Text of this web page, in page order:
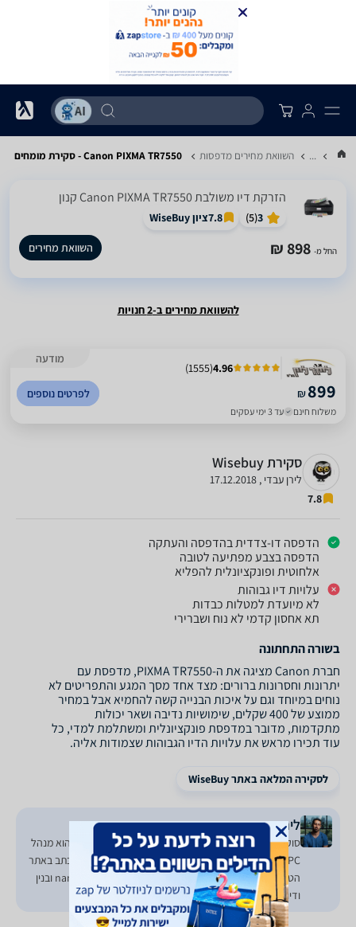
... השוואת מחירים מדפסות Canon PIXMA TR7550 - סקירת מומחים
‏הזרקת דיו ‏משולבת Canon PIXMA TR7550 קנון
3
(
5
)
7.8ציון WiseBuy
החל מ- 898 ₪ השוואת מחירים
להשוואת מחירים ב-2 חנויות
מודעה
4.96
(
1555
)
₪899
משלוח חינם עד 3 ימי עסקים
לפרטים נוספים
7.8
סקירת Wisebuy
לירן עבדי , 17.12.2018
הדפסה דו-צדדית בהדפסה והעתקה
הדפסה בצבע מפתיעה לטובה
אלחוטית ופונקציונלית להפליא
עלויות דיו גבוהות
לא מיועדת למטלות כבדות
תא אחסון קדמי לא נוח ושברירי
בשורה התחתונה
חברת Canon מציגה את ה-PIXMA TR7550, מדפסת עם
יתרונות וחסרונות ברורים: מצד אחד מסך המגע והתפריטים לא
נוחים במיוחד וגם על איכות הבנייה קשה להחמיא אבל במחיר
ממוצע של 400 שקלים, שימושיות נדיבה ושאר יכולות
מתקדמות, מדובר במדפסת פונקציונלית ומשתלמת למדי, כל
עוד תכירו מראש את עלויות הדיו הגבוהות שצמודות אליה.
לסקירה המלאה באתר WiseBuy
לירן עבדי - סוקר מקצועי
סוקר מוצרים ועורך השוואות ב-WiseBuy מ-2015. ביומיום הוא מנהל
PPC וכותב תוכן בסוכנות הדיגיטל "ליפקו דיגיטל". בעברו כתב באתר
הטכנולוגיה GSMIsrael וכן הועסק ככתב חיצוני עבור nana10 ובנין
ודיור.